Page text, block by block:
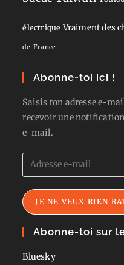
électrique Vraiment des
de-France
Abonne-toi ici !
Saisis ton adresse e-
recevoir une
e-mail.
Adresse
e-
mail
JE NE VEUX RIEN
Abonne-toi sur
Bluesky